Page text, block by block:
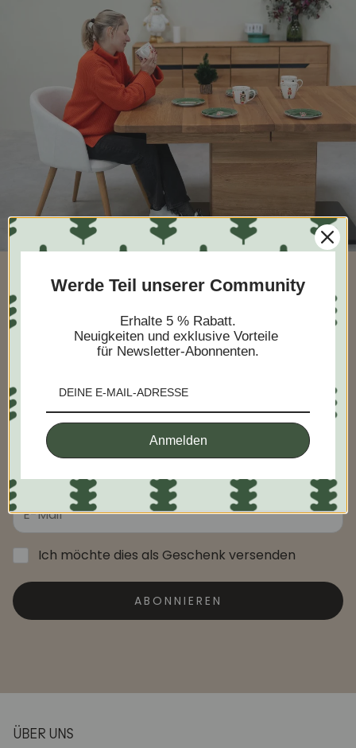
Melden Sie sich an, um frühzeitig
Zugang zu unseren
Angeboten zu erhalten.
Ich möchte dies als Geschenk versenden
ABONNIEREN
ÜBER UNS
Werde Teil unserer Community
Erhalte 5 % Rabatt.
Neuigkeiten und exklusive Vorteile
für Newsletter-Abonnenten.
Anmelden